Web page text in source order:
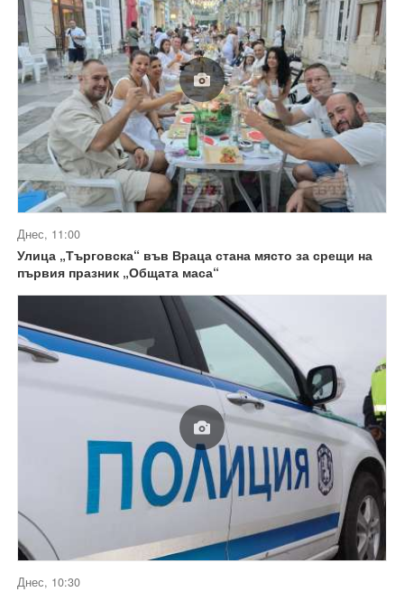
Днес, 11:00
Улица „Търговска“ във Враца стана място за срещи на
първия празник „Общата маса“
Днес, 10:30